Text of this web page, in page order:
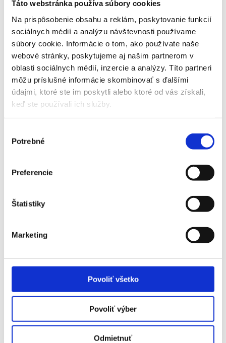
Táto webstránka používa súbory cookies
Na prispôsobenie obsahu a reklám, poskytovanie funkcií
sociálnych médií a analýzu návštevnosti používame
súbory cookie. Informácie o tom, ako používate naše
webové stránky, poskytujeme aj našim partnerom v
oblasti sociálnych médií, inzercie a analýzy. Títo partneri
môžu príslušné informácie skombinovať s ďalšími
údajmi, ktoré ste im poskytli alebo ktoré od vás získali,
keď ste používali ich služby.
súhlasu
Potrebné
Preferencie
Štatistiky
Marketing
Povoliť všetko
Povoliť výber
Odmietnuť
AUSTRALIAN OPEN - GRAND
SLAM
Príplatky za vstupenky vyššej kategórie
- večerná session - 4. kategória
- večerná session - 3. kategória
- večerná session - 2. kategória
Často kladené otázky:
Je termín podujatia finálne potvrdený?